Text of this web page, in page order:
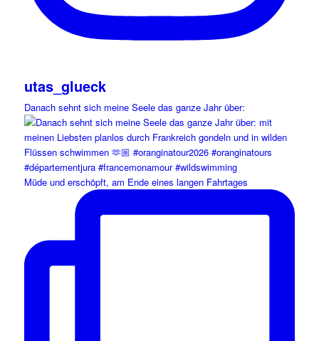
utas_glueck
Danach sehnt sich meine Seele das ganze Jahr über:
Müde und erschöpft, am Ende eines langen Fahrtages